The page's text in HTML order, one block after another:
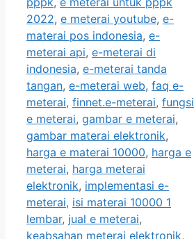
2022, e meterai youtube, e-
materai pos indonesia, e-
meterai api, e-meterai di
indonesia, e-meterai tanda
tangan, e-meterai web, faq e-
meterai, finnet.e-meterai, fungsi
e meterai, gambar e meterai,
gambar materai elektronik,
harga e materai 10000, harga e
meterai, harga meterai
elektronik, implementasi e-
meterai, isi materai 10000 1
lembar, jual e meterai,
keabsahan meterai elektronik,